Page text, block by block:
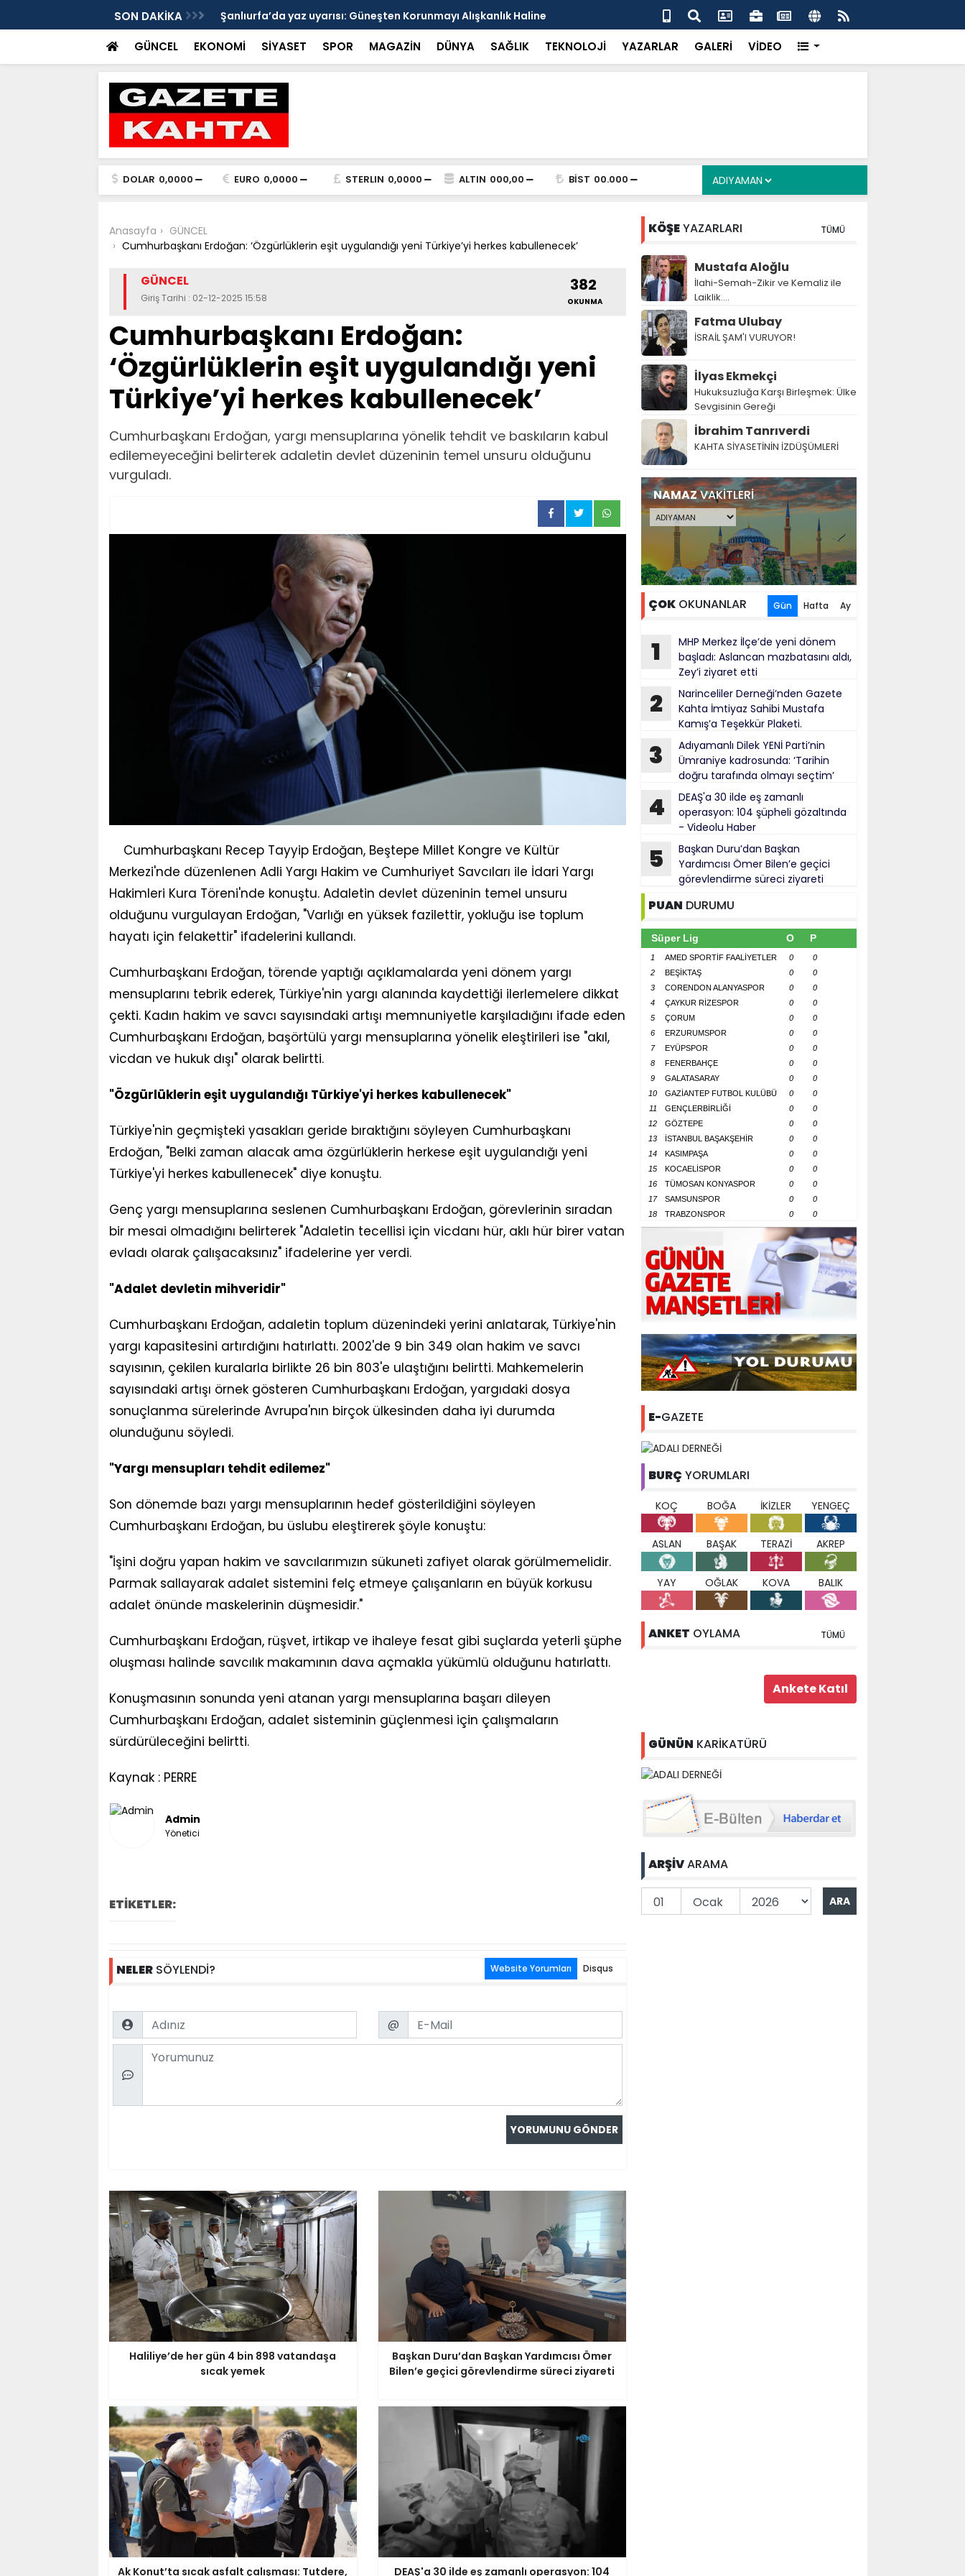
SON DAKİKA
Kahta İmtiyaz Sahibi Mustafa
Şanlıurfa’da yaz uyarısı: Güneşten Korunmayı Alışkanlık Haline
Getirin
Haliliye’de her gün 4 bin 898 vatandaşa sıcak yemek
GÜNCEL EKONOMİ SİYASET SPOR MAGAZİN DÜNYA SAĞLIK TEKNOLOJİ YAZARLAR GALERİ VİDEO
DOLAR 0,0000 EURO 0,0000 STERLIN 0,0000 ALTIN 000,00 BİST 00.000
Anasayfa
GÜNCEL
Cumhurbaşkanı Erdoğan: ‘Özgürlüklerin eşit uygulandığı yeni Türkiye’yi herkes kabullenecek’
GÜNCEL
Giriş Tarihi : 02-12-2025 15:58
382
OKUNMA
Cumhurbaşkanı Erdoğan:
‘Özgürlüklerin eşit uygulandığı yeni
Türkiye’yi herkes kabullenecek’
Cumhurbaşkanı Erdoğan, yargı mensuplarına yönelik tehdit ve baskıların kabul
edilemeyeceğini belirterek adaletin devlet düzeninin temel unsuru olduğunu
vurguladı.
Cumhurbaşkanı Recep Tayyip Erdoğan, Beştepe Millet Kongre ve Kültür
Merkezi'nde düzenlenen Adli Yargı Hakim ve Cumhuriyet Savcıları ile İdari Yargı
Hakimleri Kura Töreni'nde konuştu. Adaletin devlet düzeninin temel unsuru
olduğunu vurgulayan Erdoğan, "Varlığı en yüksek fazilettir, yokluğu ise toplum
hayatı için felakettir" ifadelerini kullandı.
Cumhurbaşkanı Erdoğan, törende yaptığı açıklamalarda yeni dönem yargı
mensuplarını tebrik ederek, Türkiye'nin yargı alanında kaydettiği ilerlemelere dikkat
çekti. Kadın hakim ve savcı sayısındaki artışı memnuniyetle karşıladığını ifade eden
Cumhurbaşkanı Erdoğan, başörtülü yargı mensuplarına yönelik eleştirileri ise "akıl,
vicdan ve hukuk dışı" olarak belirtti.
"Özgürlüklerin eşit uygulandığı Türkiye'yi herkes kabullenecek"
Türkiye'nin geçmişteki yasakları geride bıraktığını söyleyen Cumhurbaşkanı
Erdoğan, "Belki zaman alacak ama özgürlüklerin herkese eşit uygulandığı yeni
Türkiye'yi herkes kabullenecek" diye konuştu.
Genç yargı mensuplarına seslenen Cumhurbaşkanı Erdoğan, görevlerinin sıradan
bir mesai olmadığını belirterek "Adaletin tecellisi için vicdanı hür, aklı hür birer vatan
evladı olarak çalışacaksınız" ifadelerine yer verdi.
"Adalet devletin mihveridir"
Cumhurbaşkanı Erdoğan, adaletin toplum düzenindeki yerini anlatarak, Türkiye'nin
yargı kapasitesini artırdığını hatırlattı. 2002'de 9 bin 349 olan hakim ve savcı
sayısının, çekilen kuralarla birlikte 26 bin 803'e ulaştığını belirtti. Mahkemelerin
sayısındaki artışı örnek gösteren Cumhurbaşkanı Erdoğan, yargıdaki dosya
sonuçlanma sürelerinde Avrupa'nın birçok ülkesinden daha iyi durumda
olunduğunu söyledi.
"Yargı mensupları tehdit edilemez"
Son dönemde bazı yargı mensuplarının hedef gösterildiğini söyleyen
Cumhurbaşkanı Erdoğan, bu üslubu eleştirerek şöyle konuştu:
"İşini doğru yapan hakim ve savcılarımızın sükuneti zafiyet olarak görülmemelidir.
Parmak sallayarak adalet sistemini felç etmeye çalışanların en büyük korkusu
adalet önünde maskelerinin düşmesidir."
Cumhurbaşkanı Erdoğan, rüşvet, irtikap ve ihaleye fesat gibi suçlarda yeterli şüphe
oluşması halinde savcılık makamının dava açmakla yükümlü olduğunu hatırlattı.
Konuşmasının sonunda yeni atanan yargı mensuplarına başarı dileyen
Cumhurbaşkanı Erdoğan, adalet sisteminin güçlenmesi için çalışmaların
sürdürüleceğini belirtti.
Kaynak : PERRE
Admin
Yönetici
ETİKETLER:
NELERSÖYLENDİ? Website Yorumları Disqus
Name Email
@
Comment
Haliliye’de her gün 4 bin 898 vatandaşa
sıcak yemek
Başkan Duru’dan Başkan Yardımcısı Ömer
Bilen’e geçici görevlendirme süreci ziyareti
Ak Konut’ta sıcak asfalt çalışması: Tutdere, DEAŞ'a 30 ilde eş zamanlı operasyon: 104
KÖŞEYAZARLARI TÜMÜ
Mustafa Aloğlu
İlahi-Semah-Zikir ve Kemaliz ile
Laiklik….
Fatma Ulubay
İSRAİL ŞAM'I VURUYOR!
İlyas Ekmekçi
Hukuksuzluğa Karşı Birleşmek: Ülke
Sevgisinin Gereği
İbrahim Tanrıverdi
KAHTA SİYASETİNİN İZDÜŞÜMLERİ
NAMAZVAKİTLERİ
ÇOKOKUNANLAR Gün Hafta Ay
1
MHP Merkez İlçe’de yeni dönem
başladı: Aslancan mazbatasını aldı,
Zey’i ziyaret etti
2
Narinceliler Derneği’nden Gazete
Kahta İmtiyaz Sahibi Mustafa
Kamış’a Teşekkür Plaketi.
3
Adıyamanlı Dilek YENİ Parti’nin
Ümraniye kadrosunda: ‘Tarihin
doğru tarafında olmayı seçtim’
4
DEAŞ'a 30 ilde eş zamanlı
operasyon: 104 şüpheli gözaltında
- Videolu Haber
5
Başkan Duru’dan Başkan
Yardımcısı Ömer Bilen’e geçici
görevlendirme süreci ziyareti
PUAN DURUMU
Süper Lig O P
1 AMED SPORTİF FAALİYETLER 0
0
2
BEŞİKTAŞ 0
0
3
CORENDON ALANYASPOR 0
0
4
ÇAYKUR RİZESPOR 0
0
5
ÇORUM 0
0
6
ERZURUMSPOR 0
0
7
EYÜPSPOR 0
0
8
FENERBAHÇE 0
0
9
GALATASARAY 0
0
10
GAZİANTEP FUTBOL KULÜBÜ 0
0
11
GENÇLERBİRLİĞİ 0
0
12
GÖZTEPE 0
0
13
İSTANBUL BAŞAKŞEHİR 0
0
14
KASIMPAŞA 0
0
15
KOCAELİSPOR 0
0
16
TÜMOSAN KONYASPOR 0
0
17
SAMSUNSPOR 0
0
18
TRABZONSPOR 0 0
E-GAZETE
BURÇ YORUMLARI
KOÇ BOĞA İKİZLER YENGEÇ
ASLAN BAŞAK TERAZİ AKREP
YAY OĞLAK KOVA BALIK
ANKET OYLAMA TÜMÜ
GÜNÜN KARİKATÜRÜ
ARŞİVARAMA